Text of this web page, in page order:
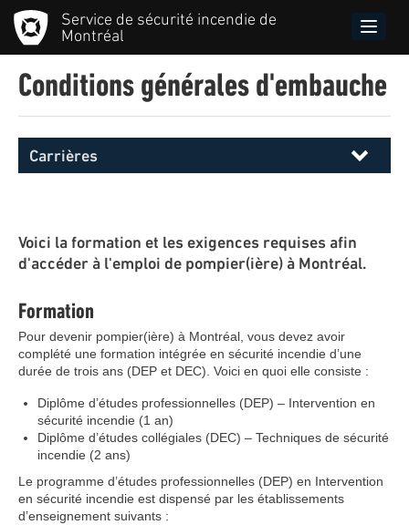
Aller
au
contenu
Service de sécurité incendie de
Montréal
Toggle
Conditions générales d'embauche
Menu
Carrières
Voici la formation et les exigences requises afin
d'accéder à l'emploi de pompier(ière) à Montréal.
Formation
Pour devenir pompier(ière) à Montréal, vous devez avoir
complété une formation intégrée en sécurité incendie d’une
durée de trois ans (DEP et DEC). Voici en quoi elle consiste :
Diplôme d’études professionnelles (DEP) – Intervention en
sécurité incendie (1 an)
Diplôme d’études collégiales (DEC) – Techniques de sécurité
incendie (2 ans)
Le programme d’études professionnelles (DEP) en Intervention
en sécurité incendie est dispensé par les établissements
d’enseignement suivants :